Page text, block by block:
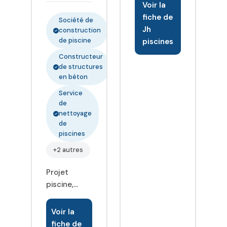
réalisation
de votre
projet. Nous
vous
proposons
une large
gamme de
produits de
tailles, de
profondeurs
et de
couleurs
différentes
pour vous
proposer LA
piscine qui
vous
Société de
construction
de piscine
Constructeur
de structures
en béton
Service
de
nettoyage
de
piscines
+2 autres
Projet
piscine,
rénovation
piscine ou
SAV ? Ne
Voir la
fiche de
Voir la
fiche de
Jh
piscines